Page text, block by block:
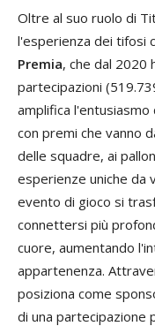
Oltre al suo ruolo di
l'esperienza dei tifosi
Premia, che dal 2020
partecipazioni
amplifica
con premi che vanno
delle squadre, ai
esperienze uniche da
evento di gioco si
connettersi più
cuore, aumentando
appartenenza.
posiziona come
di una partecipazione